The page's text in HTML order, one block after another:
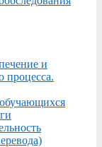
и
процесса.